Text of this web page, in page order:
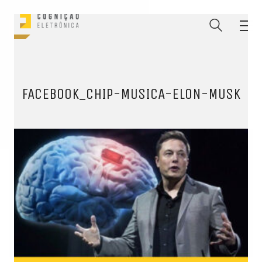
FACEBOOK_CHIP-MUSICA-ELON-MUSK
ENTRE PARA O NOSSO MEMBERS CLUB
E receba códigos promocionais para festas, free